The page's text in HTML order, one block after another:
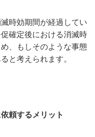
時効期間が経過してい
確定後における消滅時
、もしそのような事態
と考えられます。
頼するメリット